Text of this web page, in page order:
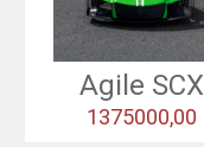
Agile SCX
1375000,00